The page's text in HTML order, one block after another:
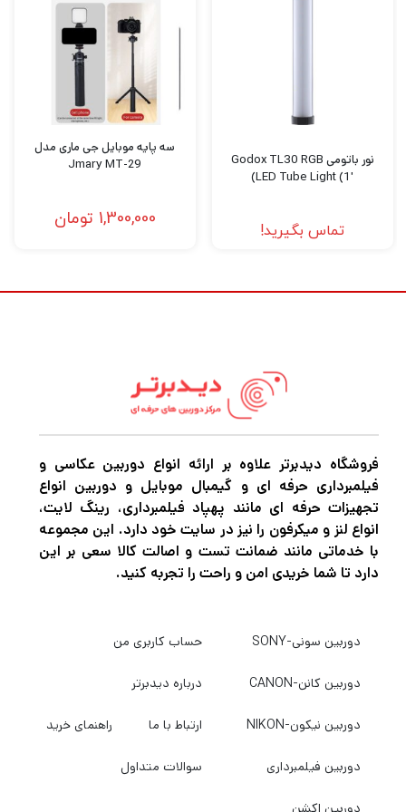
سونی، از جمله پشتیبانی از همگام‌سازی با سرعت
بالا تا 1/8000 ثانیه، سازگار است و قابلیت‌های
کنترل پیشرفته‌ای را برای کار با ویژگی‌های خاص
سیستم ارائه می‌دهد. برای اطمینان از حداکثر
قابلیت اطمینان و کنترل، کاربران می توانند 16
گروه را در یکی از 32 کانال راه اندازی کنند و سپس
می توانند به 99 تنظیمات ID بی سیم برای
محدود کردن تداخل سایر سیستم های مجاور
سادگی برنامه GodoxPhoto را روی گوشی
هوشمند یا تبلت آیفون یا اندروید سازگار دانلود
برق، نور مدل سازی، همگام سازی با سرعت بالا و
موارد دیگر را تنظیم کنید. علاوه بر حالت‌های
کنترل دستی و TTL، تنظیمات دیگری نیز در
دسترس هستند، از جمله فلاش استروبوسکوپی و
صورت بی سیم نور مدل سازی، تنظیم زوم و موارد
دیگر را کنترل کنند.
سازگار با سیستم رادیویی بی سیم 2.4 گیگاهرتز
به طور موثر و قابل اعتمادی فلاش ها را تا فاصله
328 دقیقه فعال می کند
نور باتومی Godox TL30 RGB
LED Tube Light (1′)
تماس بگیرید!
سه پایه موبایل جی ماری مدل
Jmary MT-29
1,300,000 تومان
فروشگاه دیدبرتر علاوه بر ارائه انواع دوربین عکاسی و
فیلمبرداری حرفه ای و گیمبال موبایل و دوربین انواع
تجهیزات حرفه ای مانند پهپاد فیلمبرداری، رینگ لایت،
انواع لنز و میکرفون را نیز در سایت خود دارد. این مجموعه
با خدماتی مانند ضمانت تست و اصالت کالا سعی بر این
دارد تا شما خریدی امن و راحت را تجربه کنید.
دوربین سونی-SONY
دوربین کانن-CANON
دوربین نیکون-NIKON
دوربین فیلمبرداری
دوربین اکشن
حساب کاربری من
درباره دیدبرتر
ارتباط با ما راهنمای خرید
سوالات متداول